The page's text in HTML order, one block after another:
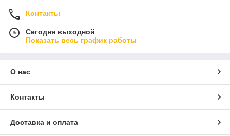
Контакты
Сегодня выходной
Показать весь график работы
О нас
Контакты
Доставка и оплата